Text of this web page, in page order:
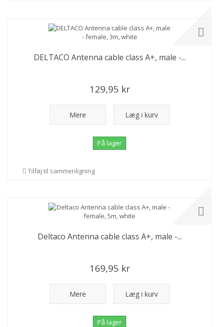
DELTACO Antenna cable class A+, male -...
129,95 kr
Mere Læg i kurv
På lager
Tilføj til sammenligning
Deltaco Antenna cable class A+, male -...
169,95 kr
Mere Læg i kurv
På lager